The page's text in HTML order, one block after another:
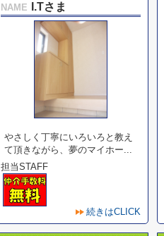
NAME I.Tさま
やさしく丁寧にいろいろと教え
て頂きながら、夢のマイホー...
担当STAFF
続きはCLICK